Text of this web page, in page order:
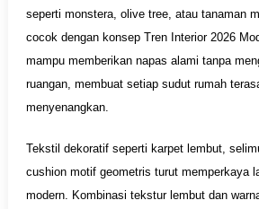
seperti monstera, olive tree, atau tanaman
cocok dengan konsep Tren Interior 2026
mampu memberikan napas alami tanpa
ruangan, membuat setiap sudut rumah
menyenangkan.
Tekstil dekoratif seperti karpet lembut,
cushion motif geometris turut memperkaya
modern. Kombinasi tekstur lembut dan